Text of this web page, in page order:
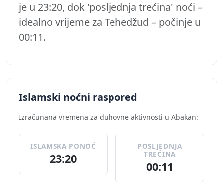
je u 23:20, dok 'posljednja trećina' noći –
idealno vrijeme za Tehedžud – počinje u
00:11.
Islamski noćni raspored
Izračunana vremena za duhovne aktivnosti u Abakan:
ISLAMSKA PONOĆ
23:20
POSLJEDNJA
TREĆINA
00:11